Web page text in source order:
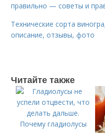
правильно — советы и
Технические сорта
описание, отзывы, фото
Читайте также